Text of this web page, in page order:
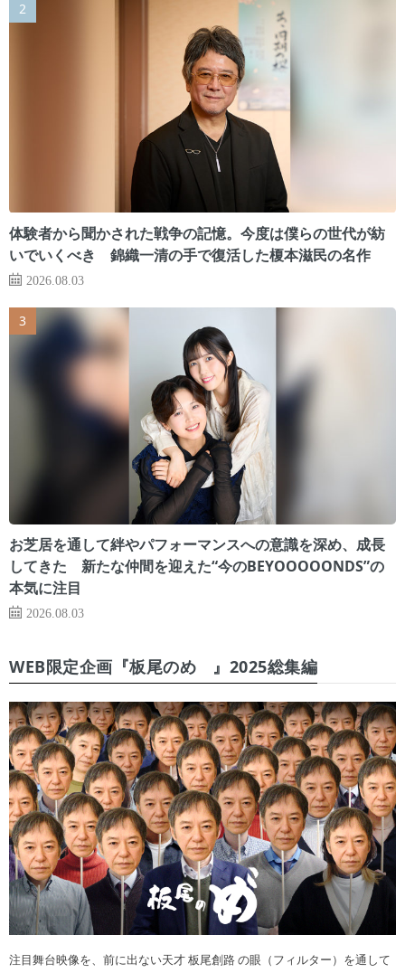
体験者から聞かされた戦争の記憶。今度は僕らの世代が紡
いでいくべき 錦織一清の手で復活した榎本滋民の名作
2026.08.03
お芝居を通して絆やパフォーマンスへの意識を深め、成長
してきた 新たな仲間を迎えた“今のBEYOOOOONDS”の
本気に注目
2026.08.03
WEB限定企画『板尾のめ゙』2025総集編
注目舞台映像を、前に出ない天才 板尾創路 の眼（フィルター）を通して